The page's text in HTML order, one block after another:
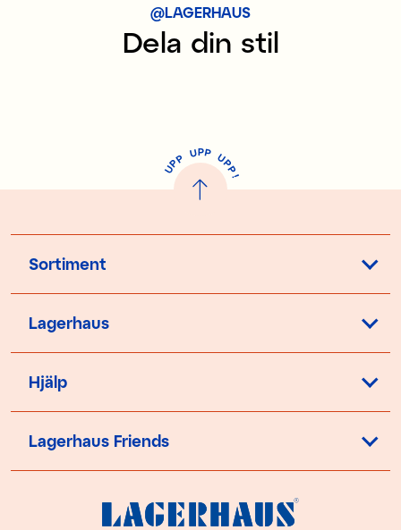
@LAGERHAUS
Dela din stil
U
P
P UPP UP
P
!
Sortiment
Lagerhaus
Hjälp
Lagerhaus Friends